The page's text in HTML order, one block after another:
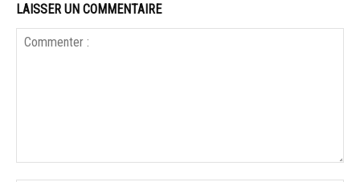
LAISSER UN COMMENTAIRE